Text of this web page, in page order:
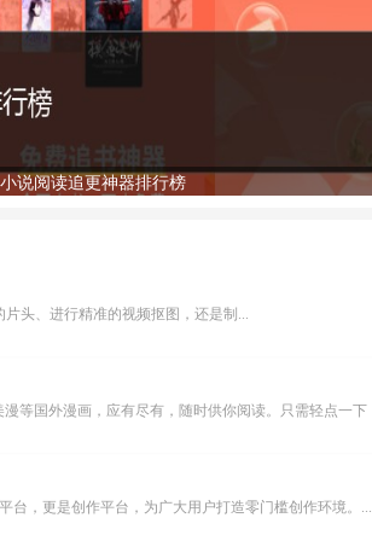
小说阅读追更神器排行榜
头、进行精准的视频抠图，还是制...
，更是创作平台，为广大用户打造零门槛创作环境。...